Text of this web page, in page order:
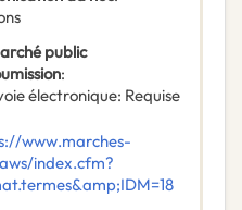
public
:
électronique: Requise
www.marches-
index.cfm?